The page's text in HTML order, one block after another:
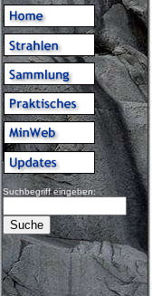
Suchbegriff eingeben: